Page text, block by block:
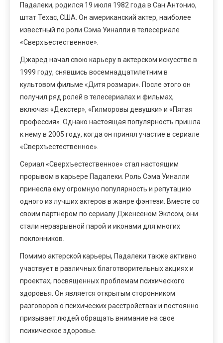
Падалеки, родился 19 июля 1982 года в Сан Антонио,
штат Техас, США. Он американский актер, наиболее
известный по роли Сэма Уиналли в телесериале
«Сверхъестественное».
Джаред начал свою карьеру в актерском искусстве в
1999 году, снявшись восемнадцатилетним в
культовом фильме «Дитя розмари». После этого он
получил ряд ролей в телесериалах и фильмах,
включая «Декстер», «Гилморовы девушки» и «Пятая
профессия». Однако настоящая популярность пришла
к нему в 2005 году, когда он принял участие в сериале
«Сверхъестественное».
Сериал «Сверхъестественное» стал настоящим
прорывом в карьере Падалеки. Роль Сэма Уиналли
принесла ему огромную популярность и репутацию
одного из лучших актеров в жанре фэнтези. Вместе со
своим партнером по сериалу Дженсеном Эклсом, они
стали неразрывной парой и иконами для многих
поклонников.
Помимо актерской карьеры, Падалеки также активно
участвует в различных благотворительных акциях и
проектах, посвященных проблемам психического
здоровья. Он является открытым сторонником
разговоров о психических расстройствах и постоянно
призывает людей обращать внимание на свое
психическое здоровье.